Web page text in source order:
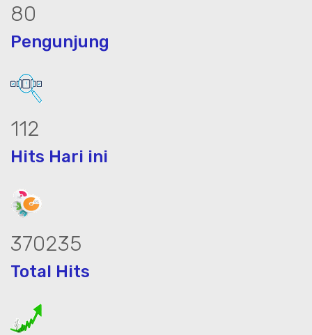
101
Pengunjung
140
Hits Hari ini
462794
Total Hits